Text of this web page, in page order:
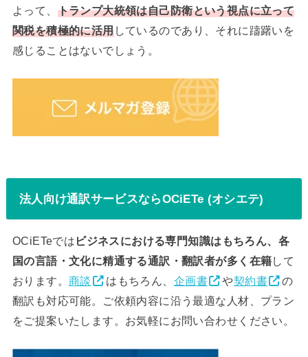
よって、 トランプ大統領は自己防衛という視点に立って
関税を積極的に活用しているのであり、それに躊躇いを
感じることはないでしょう。
法人向け通訳サービスならOCiETe (オシエテ)
OCiETeでは ビジネスにおける専門知識はもちろん、各
国の言語・文化に精通する通訳・翻訳者が多く在籍して
おります。 商談 はもちろん、 企画書 や契約書
の
翻訳も対応可能。ご依頼内容に沿う最適な人材、プラン
をご提案いたします。お気軽にお問い合わせください。